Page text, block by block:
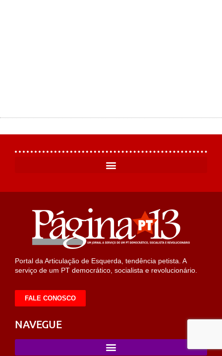
Portal da Articulação de Esquerda, tendência petista. A
serviço de um PT democrático, socialista e revolucionário.
FALE CONOSCO
NAVEGUE